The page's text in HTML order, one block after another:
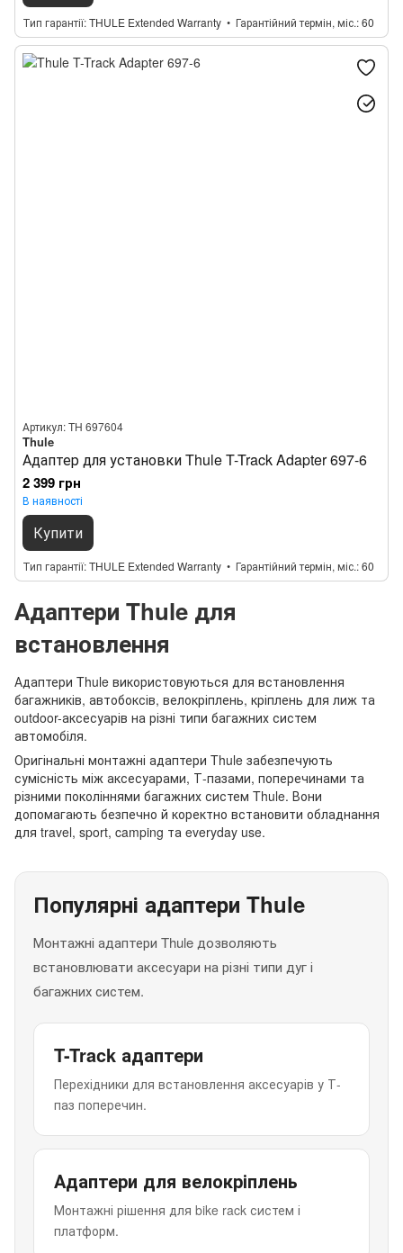
Тип гарантії THULE Extended Warranty Гарантійний термін, міс. 60
Артикул: TH 697604
Thule
Адаптер для установки Thule T-Track Adapter 697-6
2 399 грн
В наявності
Купити
Тип гарантії THULE Extended Warranty Гарантійний термін, міс. 60
Адаптери Thule для
встановлення
Адаптери Thule використовуються для встановлення
багажників, автобоксів, велокріплень, кріплень для лиж та
outdoor-аксесуарів на різні типи багажних систем
автомобіля.
Оригінальні монтажні адаптери Thule забезпечують
сумісність між аксесуарами, Т-пазами, поперечинами та
різними поколіннями багажних систем Thule. Вони
допомагають безпечно й коректно встановити обладнання
для travel, sport, camping та everyday use.
Популярні адаптери Thule
Монтажні адаптери Thule дозволяють
встановлювати аксесуари на різні типи дуг і
багажних систем.
T-Track адаптери
Перехідники для встановлення аксесуарів у Т-
паз поперечин.
Адаптери для велокріплень
Монтажні рішення для bike rack систем і
платформ.